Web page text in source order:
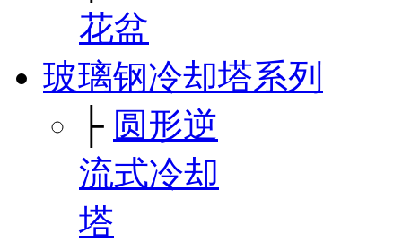
花盆
玻璃钢冷却塔系列
├ 圆形逆
流式冷却
塔